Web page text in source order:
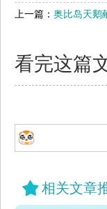
上一篇： 奥比岛天鹅
看完这篇
相关文章